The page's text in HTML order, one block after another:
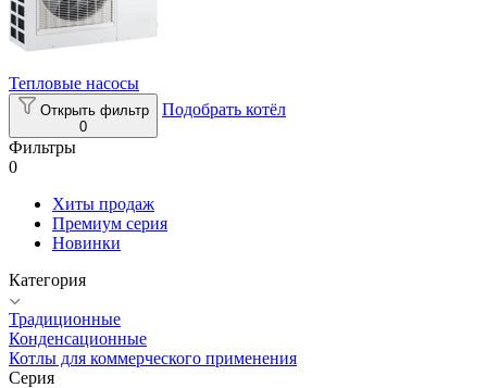
Тепловые насосы
Открыть фильтр
0
Подобрать котёл
Фильтры
0
Хиты продаж
Премиум серия
Новинки
Категория
Традиционные
Конденсационные
Котлы для коммерческого применения
Серия